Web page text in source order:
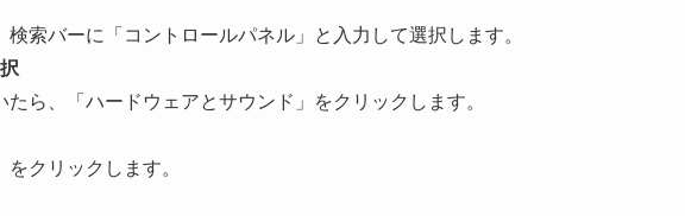
索バーに「コントロールパネル」と入力して選択します。
ら、「ハードウェアとサウンド」をクリックします。
クリックします。